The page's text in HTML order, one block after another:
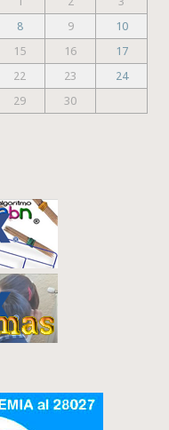
8 9
10
15 16
17
22 23
24
29 30